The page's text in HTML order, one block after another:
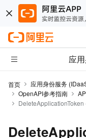
应
首页 应用身份服务
OpenAPI参考指南
DeleteApplicationToken